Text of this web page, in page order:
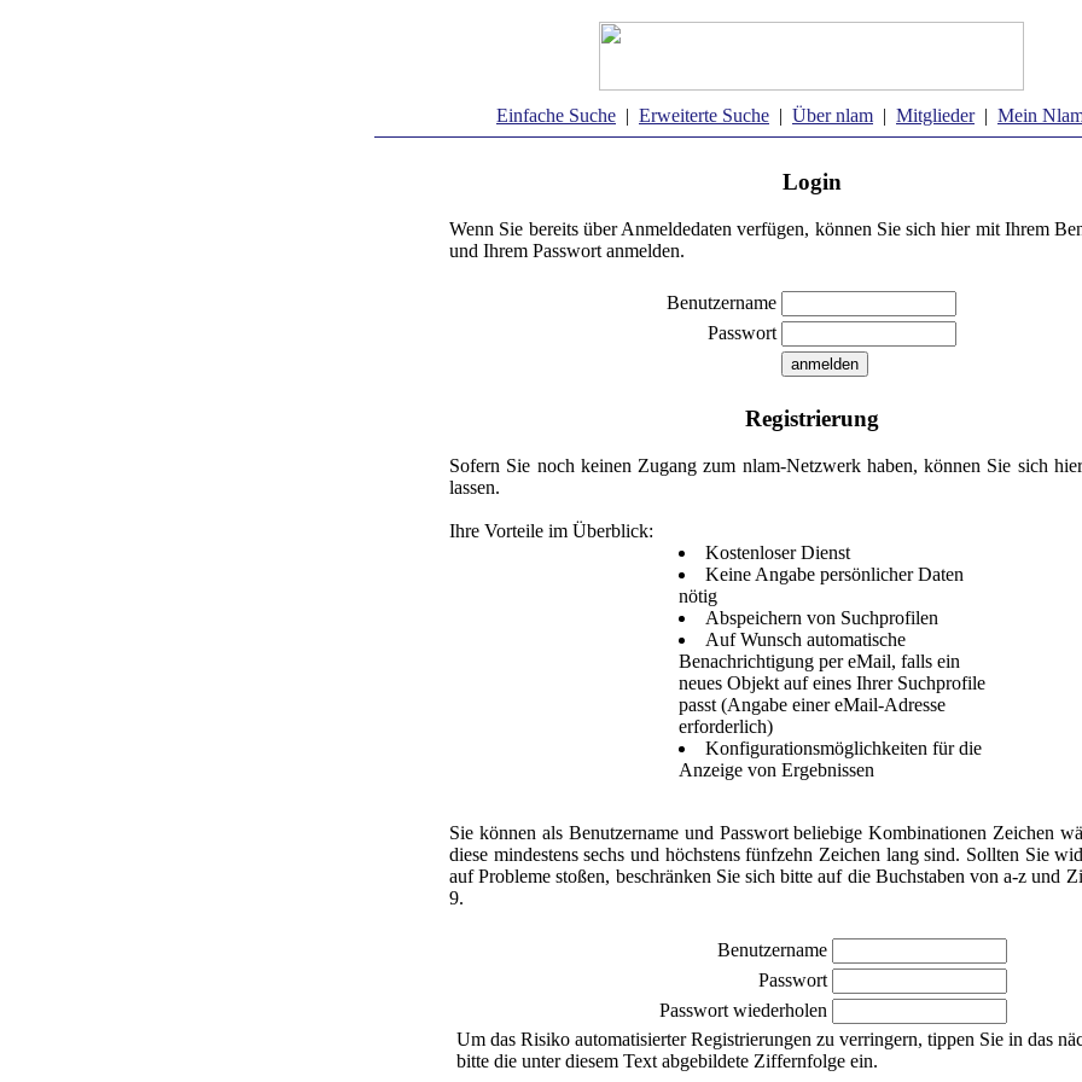
Einfache Suche | Erweiterte Suche | Über nlam | Mitglieder| Mein
Login
Wenn Sie bereits über Anmeldedaten verfügen, können Sie sich hier mit Ihrem
und Ihrem Passwort anmelden.
Benutzername
Passwort
Registrierung
Sofern Sie noch keinen Zugang zum nlam-Netzwerk haben, können Sie sich
lassen.
Ihre Vorteile im Überblick:
Kostenloser Dienst
Keine Angabe persönlicher Daten
nötig
Abspeichern von Suchprofilen
Auf Wunsch automatische
Benachrichtigung per eMail, falls ein
neues Objekt auf eines Ihrer Suchprofile
passt (Angabe einer eMail-Adresse
erforderlich)
Konfigurationsmöglichkeiten für die
Anzeige von Ergebnissen
Sie können als Benutzername und Passwort beliebige Kombinationen Zeichen
diese mindestens sechs und höchstens fünfzehn Zeichen lang sind. Sollten Sie
auf Probleme stoßen, beschränken Sie sich bitte auf die Buchstaben von a-z und
9.
Benutzername
Passwort
Passwort wiederholen
Um das Risiko automatisierter Registrierungen zu verringern, tippen Sie in das
bitte die unter diesem Text abgebildete Ziffernfolge ein.